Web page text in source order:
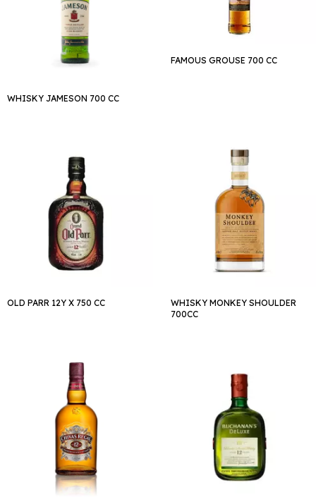
WHISKY JAMESON 700 CC
FAMOUS GROUSE 700 CC
OLD PARR 12Y X 750 CC
WHISKY MONKEY SHOULDER
700CC